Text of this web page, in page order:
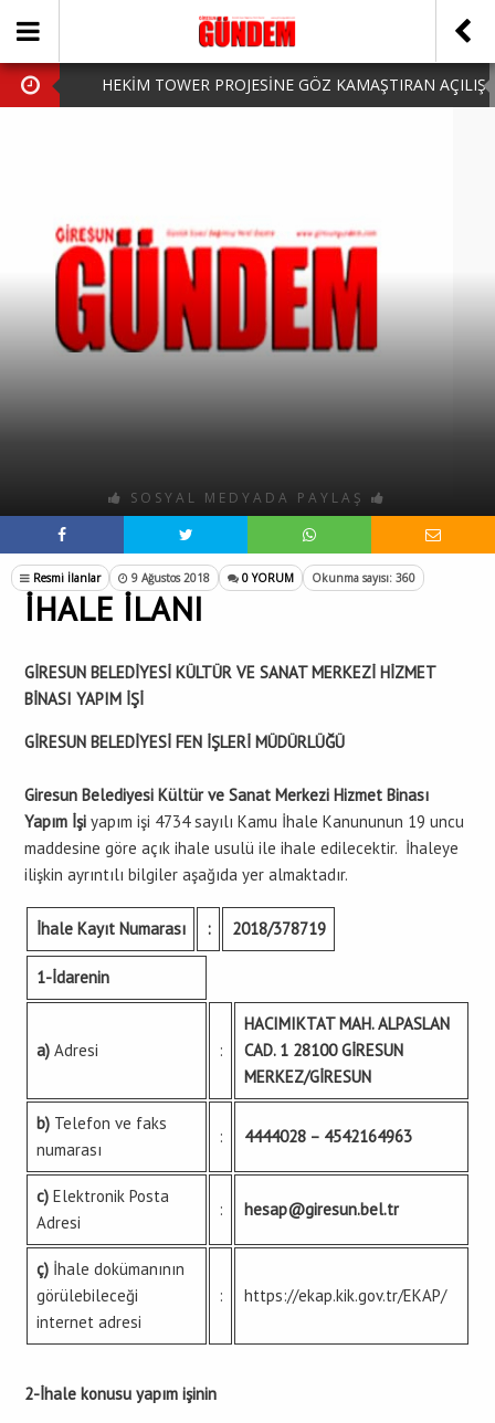
HEKİM TOWER PROJESİNE GÖZ KAMAŞTIRAN AÇILIŞ
HARUN CİCİ: VİDEOYU GÖRÜNCE GÖZLERİM DOLDU
SOSYAL MEDYADA PAYLAŞ
Resmi İlanlar 9 Ağustos 2018 0 YORUM Okunma sayısı: 360
İHALE İLANI
GİRESUN BELEDİYESİ KÜLTÜR VE SANAT MERKEZİ HİZMET
BİNASI YAPIM İŞİ
GİRESUN BELEDİYESİ FEN İŞLERİ MÜDÜRLÜĞÜ
Giresun Belediyesi Kültür ve Sanat Merkezi Hizmet Binası
Yapım İşi yapım işi 4734 sayılı Kamu İhale Kanununun 19 uncu
maddesine göre açık ihale usulü ile ihale edilecektir. İhaleye
ilişkin ayrıntılı bilgiler aşağıda yer almaktadır.
İhale Kayıt Numarası : 2018/378719
1-İdarenin
a)Adresi :
HACIMIKTAT MAH. ALPASLAN
CAD. 1 28100 GİRESUN
MERKEZ/GİRESUN
b)Telefon ve faks
numarası
: 4444028 – 4542164963
c)Elektronik Posta
Adresi
: hesap@giresun.bel.tr
ç)İhale dokümanının
görülebileceği
internet adresi
: https://ekap.kik.gov.tr/EKAP/
2-İhale konusu yapım işinin